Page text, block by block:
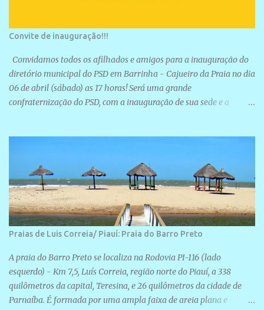
Convite de inauguração!!!
Convidamos todos os afilhados e amigos para a inauguração do
diretório municipal do PSD em Barrinha - Cajueiro da Praia no dia
06 de abril (sábado) as 17 horas! Será uma grande
confraternização do PSD, com a inauguração de sua sede e a
Praias de Luis Correia/ Piauí: Praia do Barro Preto
A praia do Barro Preto se localiza na Rodovia PI-116 (lado
esquerdo) - Km 7,5, Luís Correia, região norte do Piauí, a 338
quilômetros da capital, Teresina, e 26 quilômetros da cidade de
Parnaíba. É formada por uma ampla faixa de areia plana e